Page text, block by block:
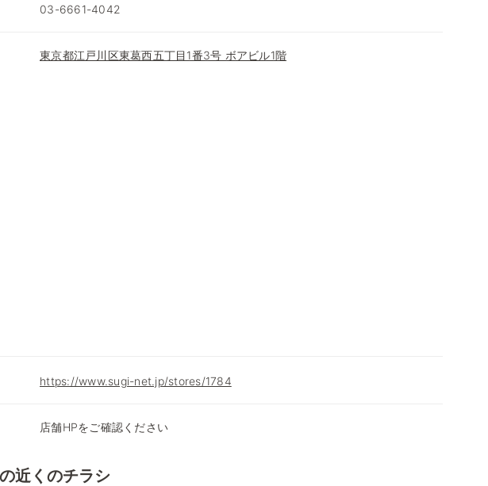
03-6661-4042
東京都江戸川区東葛西五丁目1番3号 ボアビル1階
https://www.sugi-net.jp/stores/1784
店舗HPをご確認ください
近くのチラシ